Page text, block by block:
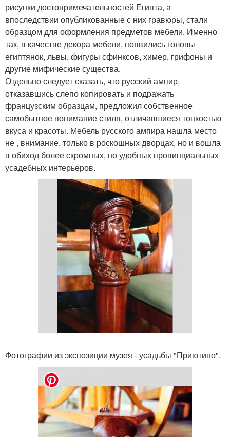
рисунки достопримечательностей Египта, а
впоследствии опубликованные с них гравюры, стали
образцом для оформления предметов мебели. Именно
так, в качестве декора мебели, появились головы
египтянок, львы, фигуры сфинксов, химер, грифоны и
другие мифические существа.
Отдельно следует сказать, что русский ампир,
отказавшись слепо копировать и подражать
французским образцам, предложил собственное
самобытное понимание стиля, отличавшиеся тонкостью
вкуса и красоты. Мебель русского ампира нашла место
не , внимание, только в роскошных дворцах, но и вошла
в обиход более скромных, но удобных провинциальных
усадебных интерьеров.
Фотографии из экспозиции музея - усадьбы "Приютино".